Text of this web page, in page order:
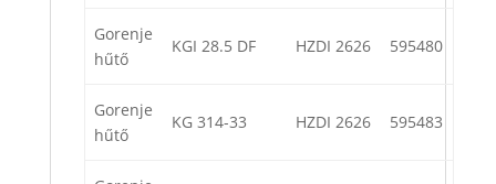
Gorenje
hűtő
KGI 28.5 DF HZDI 2626 595480
Gorenje
hűtő
KG 314-33 HZDI 2626 595483